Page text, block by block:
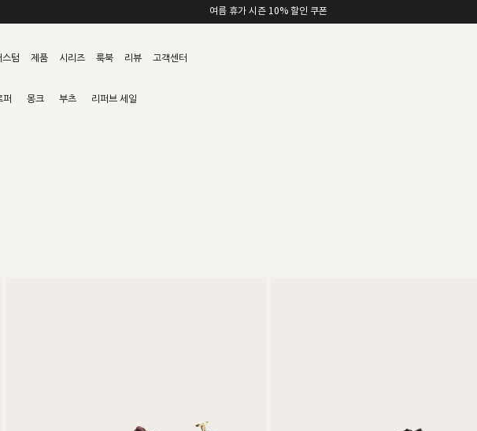
여름 휴가 시즌 10% 할인 쿠폰
스텀 제품 시리즈 룩북 리뷰 고객센터
퍼 몽크 부츠 리퍼브 세일